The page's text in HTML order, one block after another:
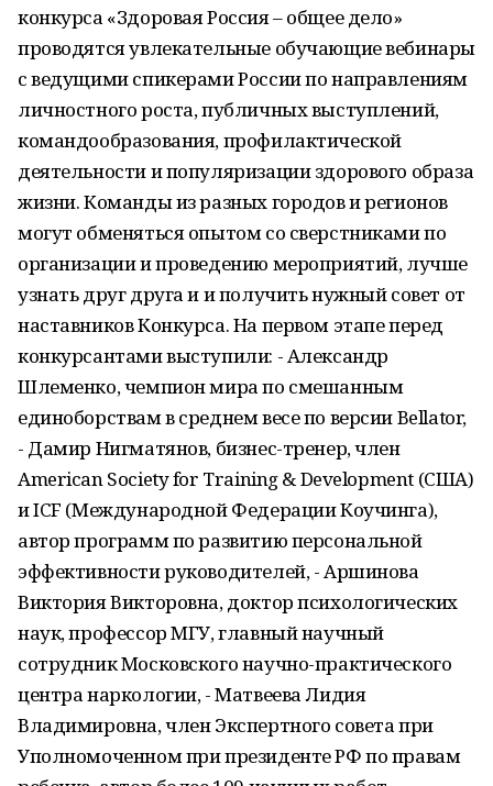
конкурса «Здоровая Россия – общее дело»
проводятся увлекательные обучающие вебинары
с ведущими спикерами России по направлениям
личностного роста, публичных выступлений,
командообразования, профилактической
деятельности и популяризации здорового образа
жизни. Команды из разных городов и регионов
могут обменяться опытом со сверстниками по
организации и проведению мероприятий, лучше
узнать друг друга и и получить нужный совет от
наставников Конкурса. На первом этапе перед
конкурсантами выступили: - Александр
Шлеменко, чемпион мира по смешанным
единоборствам в среднем весе по версии Bellator,
- Дамир Нигматянов, бизнес-тренер, член
American Society for Training & Development (США)
и ICF (Международной Федерации Коучинга),
автор программ по развитию персональной
эффективности руководителей, - Аршинова
Виктория Викторовна, доктор психологических
наук, профессор МГУ, главный научный
сотрудник Московского научно-практического
центра наркологии, - Матвеева Лидия
Владимировна, член Экспертного совета при
Уполномоченном при президенте РФ по правам